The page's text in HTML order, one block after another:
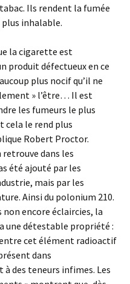
Ils rendent la fumée
inhalable.
la cigarette est
produit défectueux en ce
plus nocif qu’il ne
» l’être… Il est
les fumeurs le plus
cela le rend plus
Robert Proctor.
retrouve dans les
été ajouté par les
mais par les
Ainsi du polonium 210.
non encore éclaircies, la
une détestable propriété :
cet élément radioactif
dans
à des teneurs infimes. Les